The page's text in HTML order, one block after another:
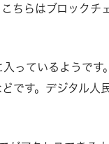
ちらはブロック
っているようです
です。デジタル人